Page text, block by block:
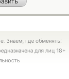
Знаем, где обменять!
для лиц 18+